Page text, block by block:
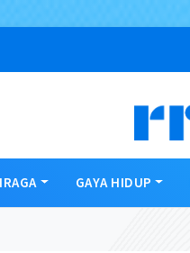
GAYA HIDUP